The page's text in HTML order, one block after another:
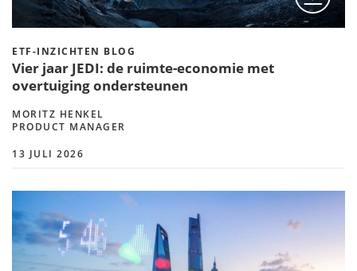
ETF-INZICHTEN BLOG
Vier jaar JEDI: de ruimte-economie met
overtuiging ondersteunen
MORITZ HENKEL
PRODUCT MANAGER
13 JULI 2026